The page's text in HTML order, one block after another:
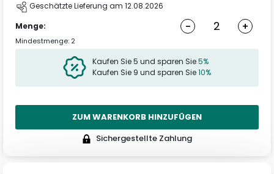
Geschätzte Lieferung am 12.08.2026
Menge:
- +
Mindestmenge: 2
Kaufen Sie 5 und sparen Sie5%
Kaufen Sie 9 und sparen Sie10%
ZUM WARENKORB HINZUFÜGEN
Sichergestellte Zahlung